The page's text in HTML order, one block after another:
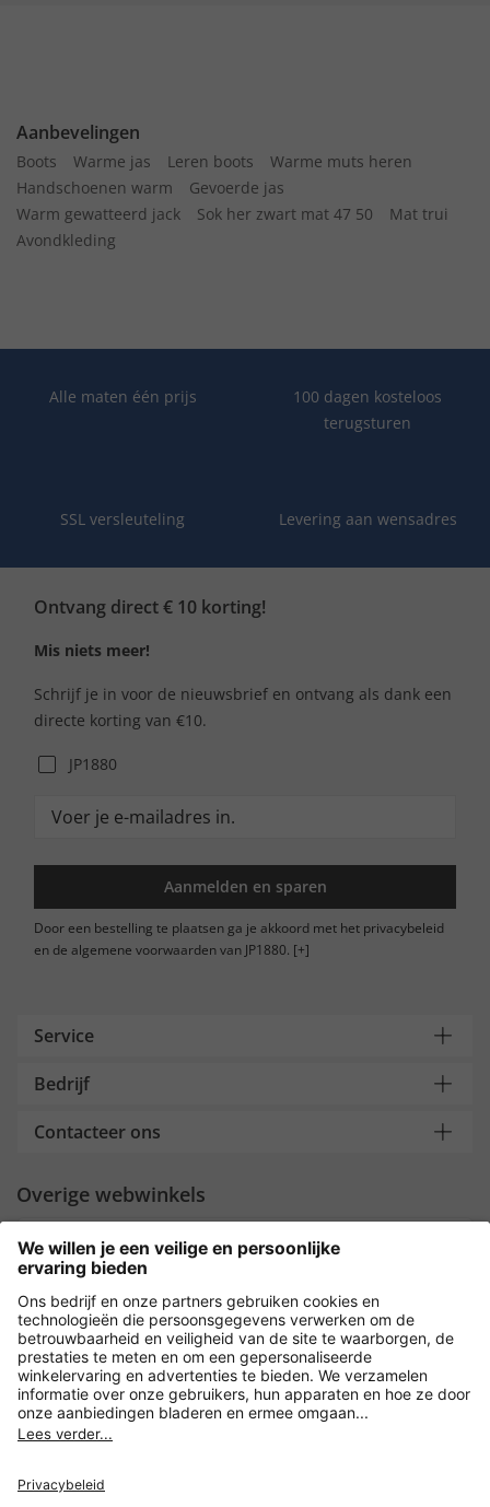
Aanbevelingen
Boots Warme jas Leren boots
Warme muts heren
Handschoenen warm
Gevoerde jas
Warm gewatteerd jack
Sok her zwart mat 47 50
Mat trui
Avondkleding
Alle maten één prijs
100 dagen kosteloos
terugsturen
SSL versleuteling Levering aan wensadres
Ontvang direct € 10 korting!
Mis niets meer!
Schrijf je in voor de nieuwsbrief en ontvang als dank een
directe korting van €10.
JP1880
Aanmelden en sparen
Door een bestelling te plaatsen ga je akkoord met het privacybeleid
en de algemene voorwaarden van JP1880. [+]
Service
Bedrijf
Contacteer ons
Overige webwinkels
Nederland
Payment and Delivery
Versleuteling met